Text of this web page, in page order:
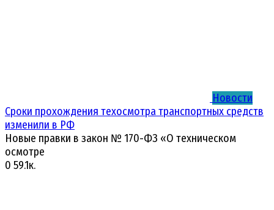
Новости
Сроки прохождения техосмотра транспортных средств
изменили в РФ
Новые правки в закон № 170-ФЗ «О техническом
осмотре
0 59.1к.